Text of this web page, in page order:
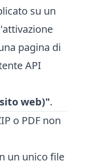
su un
pagina di
API
web)".
o PDF non
un unico file